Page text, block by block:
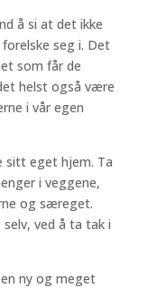
å si at det ikke
seg i. Det
som får de
helst også være
i vår egen
sitt eget hjem. Ta
i veggene,
og særeget.
ved å ta tak i
ny og meget